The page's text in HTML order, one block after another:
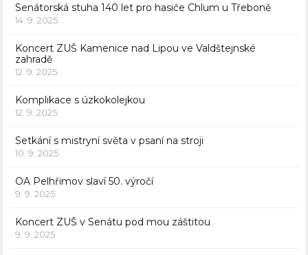
Senátorská stuha 140 let pro hasiče Chlum u Třeboně
14. 9. 2025
Koncert ZUŠ Kamenice nad Lipou ve Valdštejnské
zahradě
12. 9. 2025
Komplikace s úzkokolejkou
12. 9. 2025
Setkání s mistryní světa v psaní na stroji
10. 9. 2025
OA Pelhřimov slaví 50. výročí
9. 9. 2025
Koncert ZUŠ v Senátu pod mou záštitou
9. 9. 2025